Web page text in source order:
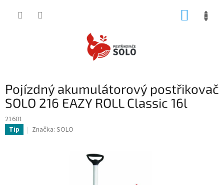
Pojízdný akumulátorový postřikovač
SOLO 216 EAZY ROLL Classic 16l
21601
Tip Značka: SOLO